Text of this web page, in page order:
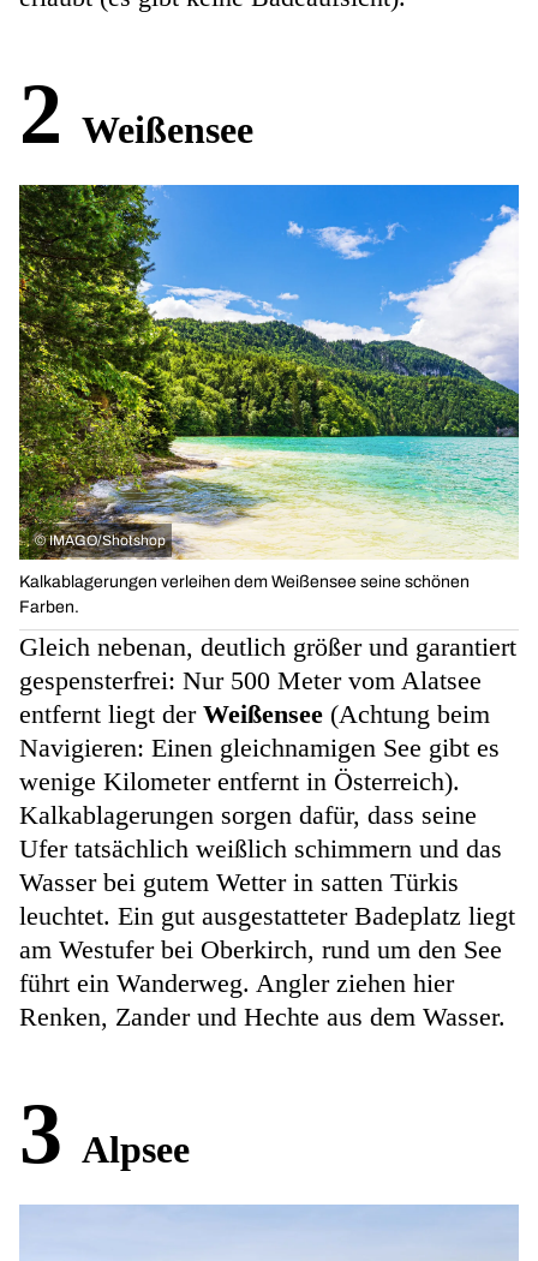
2 Weißensee
© IMAGO/Shotshop
Kalkablagerungen verleihen dem Weißensee seine schönen
Farben.
Gleich nebenan, deutlich größer und garantiert
gespensterfrei: Nur 500 Meter vom Alatsee
entfernt liegt der Weißensee (Achtung beim
Navigieren: Einen gleichnamigen See gibt es
wenige Kilometer entfernt in Österreich).
Kalkablagerungen sorgen dafür, dass seine
Ufer tatsächlich weißlich schimmern und das
Wasser bei gutem Wetter in satten Türkis
leuchtet. Ein gut ausgestatteter Badeplatz liegt
am Westufer bei Oberkirch, rund um den See
führt ein Wanderweg. Angler ziehen hier
Renken, Zander und Hechte aus dem Wasser.
3 Alpsee